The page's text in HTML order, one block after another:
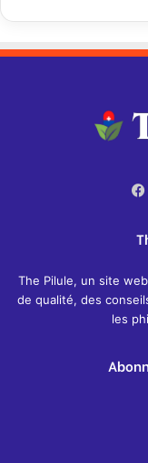
The Pilule, un site
de qualité, des
les